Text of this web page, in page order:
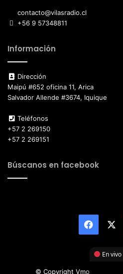
contacto@vilasradio.cl
+56 9 57348811
Información
Dirección
Maipú #652 oficina 11, Arica
Salvador Allende #3674, Iquique
Teléfonos
+57 2 269150
+57 2 269151
Búscanos en facebook
© Copyright Vmotor TI
En vivo